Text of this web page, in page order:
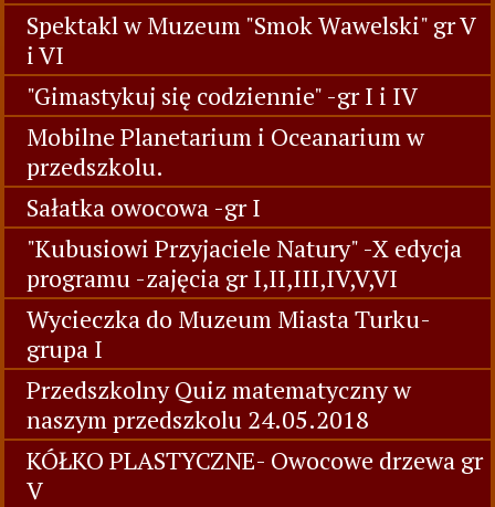
Spektakl w Muzeum "Smok Wawelski" gr V
i VI
"Gimastykuj się codziennie" -gr I i IV
Mobilne Planetarium i Oceanarium w
przedszkolu.
Sałatka owocowa -gr I
"Kubusiowi Przyjaciele Natury" -X edycja
programu -zajęcia gr I,II,III,IV,V,VI
Wycieczka do Muzeum Miasta Turku-
grupa I
Przedszkolny Quiz matematyczny w
naszym przedszkolu 24.05.2018
KÓŁKO PLASTYCZNE- Owocowe drzewa gr
V